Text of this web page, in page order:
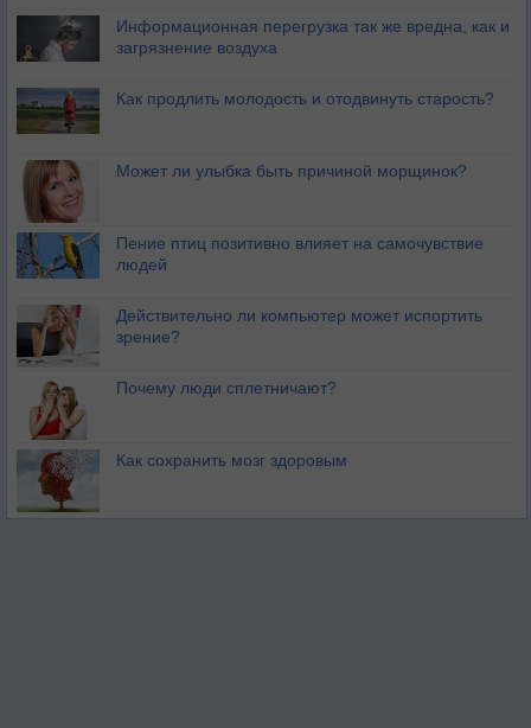
Информационная перегрузка так же вредна, как и
загрязнение воздуха
Как продлить молодость и отодвинуть старость?
Может ли улыбка быть причиной морщинок?
Пение птиц позитивно влияет на самочувствие
людей
Действительно ли компьютер может испортить
зрение?
Почему люди сплетничают?
Как сохранить мозг здоровым